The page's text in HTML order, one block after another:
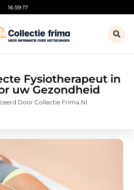
16:59:18
Fysiotherapeut in
uw Gezondheid
Door Collectie Frima.nl